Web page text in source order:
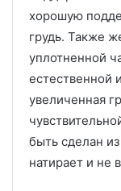
хорошую
грудь. Также
уплотненной
естественной
увеличенная
быть сделан
натирает и не